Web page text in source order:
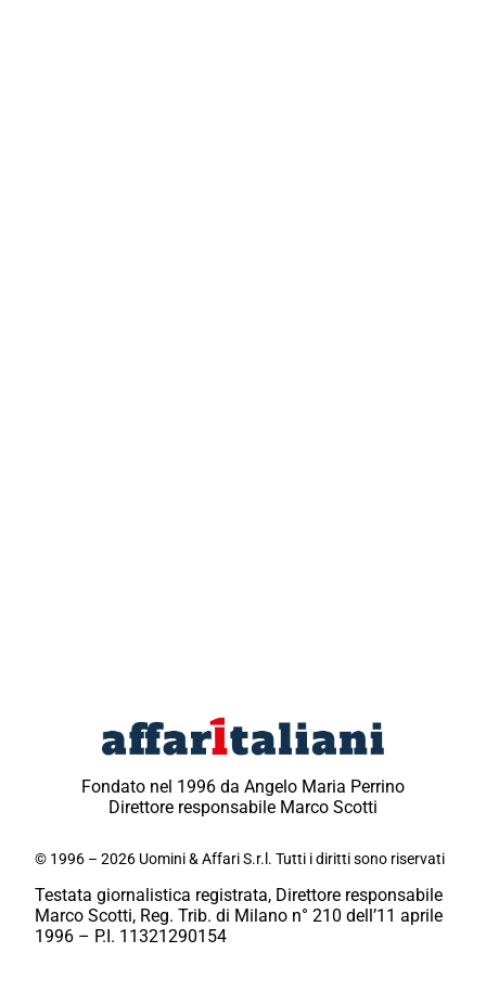
Fondato nel 1996 da Angelo Maria Perrino
Direttore responsabile Marco Scotti
© 1996 – 2026 Uomini & Affari S.r.l. Tutti i diritti sono riservati
Testata giornalistica registrata, Direttore responsabile
Marco Scotti, Reg. Trib. di Milano n° 210 dell’11 aprile
1996 – P.I. 11321290154